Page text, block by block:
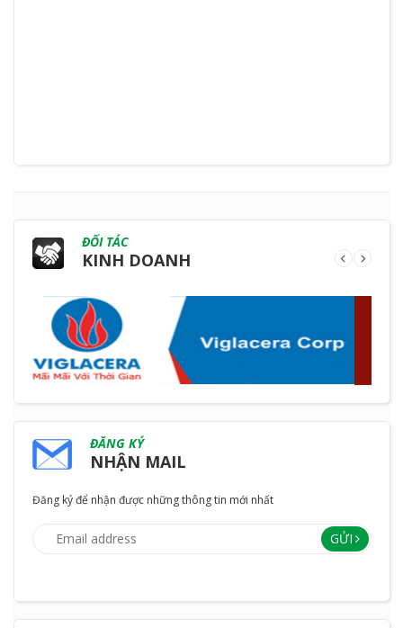
ĐỐI TÁC
KINH DOANH
ĐĂNG KÝ
NHẬN MAIL
Đăng ký để nhận được những thông tin mới nhất
GỬI